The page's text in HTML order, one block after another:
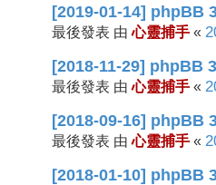
[2019-01-14] phpBB
最後發表 由心靈捕手 «
[2018-11-29] phpBB
最後發表 由心靈捕手 «
[2018-09-16] phpBB
最後發表 由心靈捕手 «
[2018-01-10] phpBB